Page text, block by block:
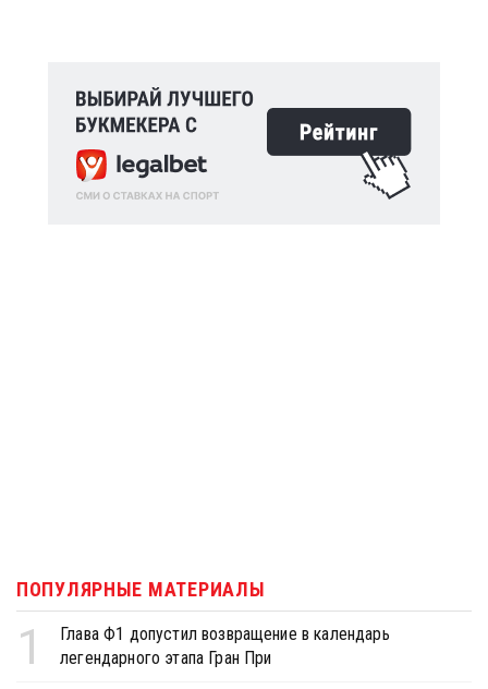
ПОПУЛЯРНЫЕ МАТЕРИАЛЫ
1
Глава Ф1 допустил возвращение в календарь
легендарного этапа Гран При